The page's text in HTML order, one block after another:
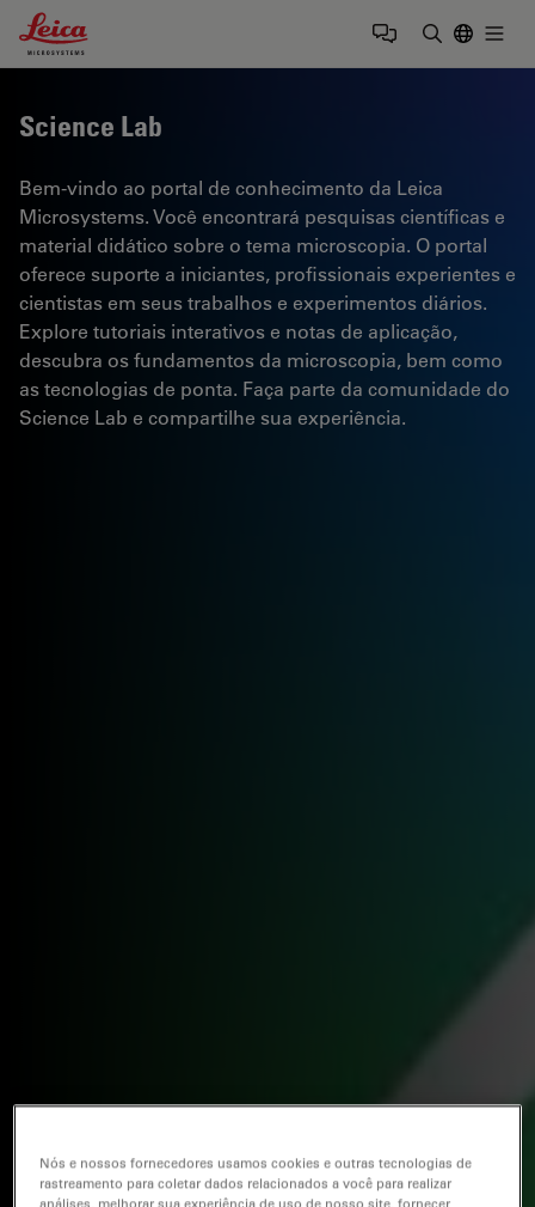
Leica Microsystems Logo
Science Lab
Bem-vindo ao portal de conhecimento da Leica
Microsystems. Você encontrará pesquisas científicas e
material didático sobre o tema microscopia. O portal
oferece suporte a iniciantes, profissionais experientes e
cientistas em seus trabalhos e experimentos diários.
Explore tutoriais interativos e notas de aplicação,
descubra os fundamentos da microscopia, bem como
as tecnologias de ponta. Faça parte da comunidade do
Science Lab e compartilhe sua experiência.
Nós e nossos fornecedores usamos cookies e outras tecnologias de
rastreamento para coletar dados relacionados a você para realizar